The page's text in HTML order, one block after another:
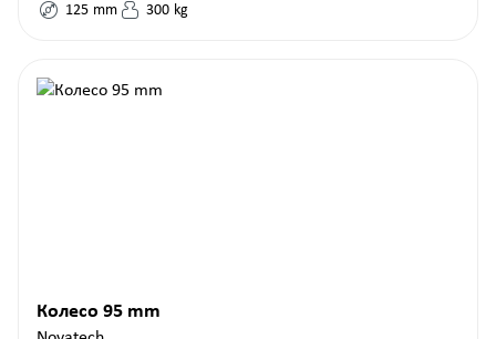
125 mm 300 kg
Колесо 95 mm